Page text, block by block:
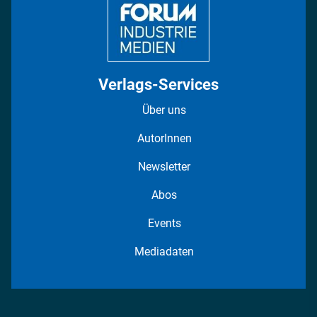
Verlags-Services
Über uns
AutorInnen
Newsletter
Abos
Events
Mediadaten